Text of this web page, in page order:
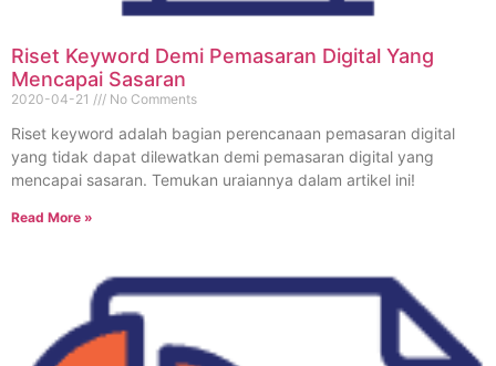
Riset Keyword Demi Pemasaran Digital Yang
Mencapai Sasaran
2020-04-21 No Comments
Riset keyword adalah bagian perencanaan pemasaran digital
yang tidak dapat dilewatkan demi pemasaran digital yang
mencapai sasaran. Temukan uraiannya dalam artikel ini!
Read More »